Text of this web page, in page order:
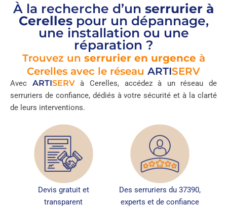
À la recherche d’un serrurier à
Cerellespour un dépannage,
une installation ou une
réparation ?
Trouvez un serrurier en urgence à
Cerelles avec le réseau ARTISERV
Avec ARTISERVà Cerelles, accédez à un réseau de
serruriers de confiance, dédiés à votre sécurité et à la clarté
de leurs interventions.
Devis gratuit et
transparent
Des serruriers du 37390,
experts et de confiance